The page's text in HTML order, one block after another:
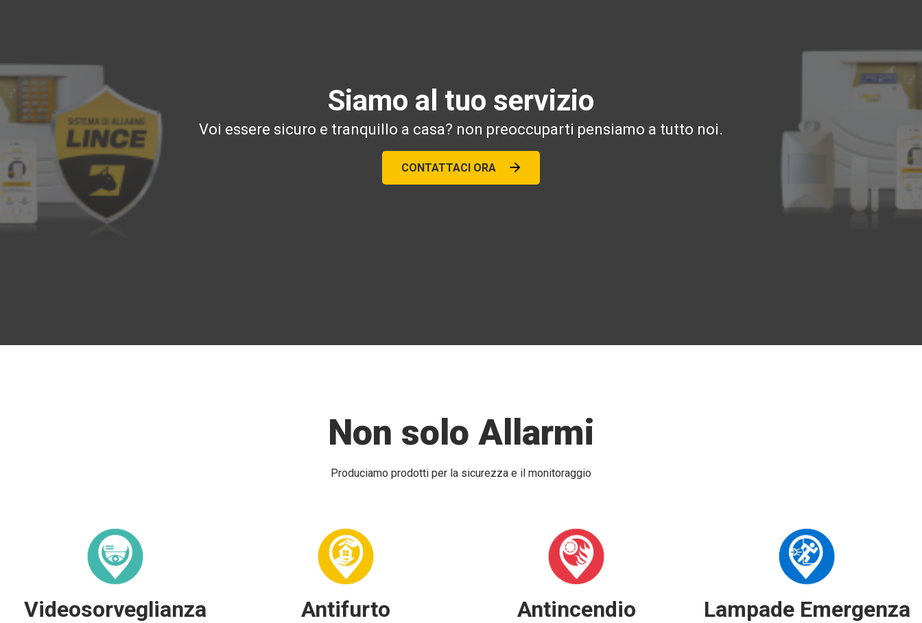
Siamo al tuo servizio
Voi essere sicuro e tranquillo a casa? non preoccuparti pensiamo a tutto noi.
CONTATTACI ORA
Non solo Allarmi
Produciamo prodotti per la sicurezza e il monitoraggio
Videosorveglianza Antifurto Antincendio Lampade Emergenza